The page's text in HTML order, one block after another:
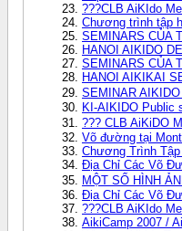
???CLB AiKIdo
Chương trình tập
SEMINARS CỦA
HANOI AIKIDO
SEMINARS CỦA
HANOI AIKIKAI
SEMINAR
KI-AIKIDO Public
??? CLB AiKiDO
Võ đường tại
Chương Trình
Địa Chỉ Các Võ
MỘT SỐ HÌNH
Địa Chỉ Các Võ
???CLB AiKIdo
AikiCamp 2007 /